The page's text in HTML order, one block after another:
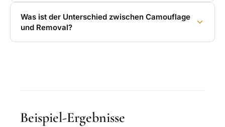
Was ist der Unterschied zwischen Camouflage
und Removal?
Beispiel-Ergebnisse